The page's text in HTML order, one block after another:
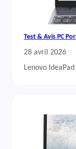
Test & Avis PC
28 avril 2026
Lenovo